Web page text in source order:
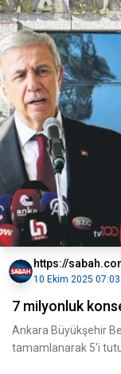
https://
10 Ekim 2025 07:03
7 milyonluk
Ankara Büyükşehir
tamamlanarak 5'i